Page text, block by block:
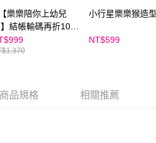
將依據個別帳號之用戶狀況，依本公司即
有額度不足之情形，本公司將視審查結果
他人資訊註冊。若發現惡意使用之情形，
樂樂陪你上幼兒
結帳輸碼再折100
小行星樂樂猴造型
樂樂小宇宙小方巾
小行星樂樂猴造
NT$599
商品規格 相關推薦